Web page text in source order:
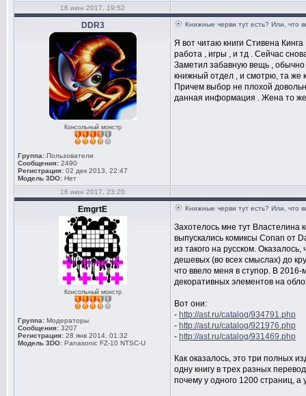
16 июн 2017, 19:52
DDR3
Консольный монстр
Группа: Пользователи
Сообщения: 2490
Регистрация: 02 дек 2013, 22:47
Модель 3DO: Нет
Книжные черви тут есть? Или, что
Я вот читаю книги Стивена
работа , игры , и тд . Сейчас
Заметил забавную вещь , обычно
книжный отдел , и смотрю, та же
Причем выбор не плохой
данная информация . Жена то же
16 июн 2017, 23:20
EmgrtE
Консольный монстр
Группа: Модераторы
Сообщения: 3207
Регистрация: 28 янв 2014, 01:32
Модель 3DO: Panasonic FZ-10 NTSC-U
Книжные черви тут есть? Или, что
Захотелось мне тут Властелина
выпускались комиксы Conan от
из такого на русском.
дешевых (во всех смыслах) до
что ввело меня в ступор. В
декоративных элементов на
Вот они:
- http://ast.ru/catalog/934791.php
- http://ast.ru/catalog/921976.php
- http://ast.ru/catalog/931469.php
Как оказалось, это три полных
одну книгу в трех разных
почему у одного 1200 страниц, а